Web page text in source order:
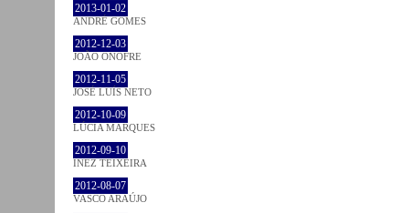
2013-01-02
ANDRÉ GOMES
2012-12-03
JOÃO ONOFRE
2012-11-05
JOSÉ LUÍS NETO
2012-10-09
LÚCIA MARQUES
2012-09-10
INEZ TEIXEIRA
2012-08-07
VASCO ARAÚJO